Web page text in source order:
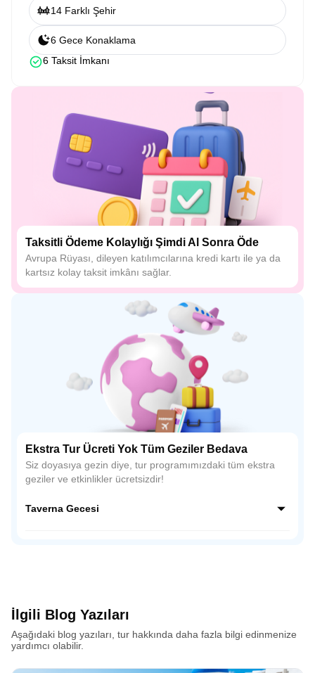
14 Farklı Şehir
6 Gece Konaklama
6 Taksit İmkanı
Taksitli Ödeme Kolaylığı Şimdi Al Sonra Öde
Avrupa Rüyası, dileyen katılımcılarına kredi kartı ile ya da
kartsız kolay taksit imkânı sağlar.
Ekstra Tur Ücreti Yok Tüm Geziler Bedava
Siz doyasıya gezin diye, tur programımızdaki tüm ekstra
geziler ve etkinlikler ücretsizdir!
Taverna Gecesi
yerel içecek ve lezzet ikramlarıyla tamamlanarak, Atina'daki
tatilinizin en unutulmaz anılarından biri haline gelecek!
İlgili Blog Yazıları
Aşağıdaki blog yazıları, tur hakkında daha fazla bilgi edinmenize
yardımcı olabilir.